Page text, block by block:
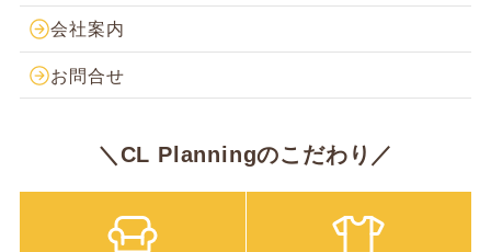
会社案内
お問合せ
＼CL Planningのこだわり／